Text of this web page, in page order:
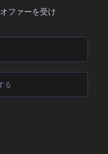
ファーを受け